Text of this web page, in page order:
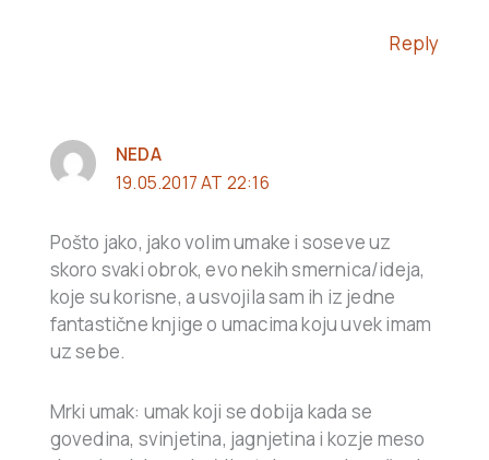
Reply
NEDA
19.05.2017 AT 22:16
Pošto jako, jako volim umake i soseve uz
skoro svaki obrok, evo nekih smernica/ideja,
koje su korisne, a usvojila sam ih iz jedne
fantastične knjige o umacima koju uvek imam
uz sebe.
Mrki umak: umak koji se dobija kada se
govedina, svinjetina, jagnjetina i kozje meso